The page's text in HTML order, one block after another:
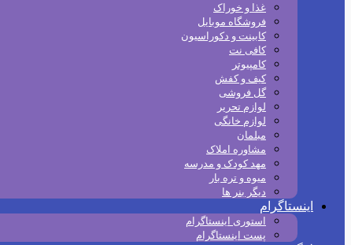
غذا و خوراک
فروشگاه موبایل
کابینت و دکوراسیون
کافی نت
کامپیوتر
کیف و کفش
گل فروشی
لوازم تحریر
لوازم خانگی
مبلمان
مشاوره املاک
مهد کودک و مدرسه
میوه و تره بار
دیگر بنر ها
اینستاگرام
استوری اینستاگرام
پست اینستاگرام